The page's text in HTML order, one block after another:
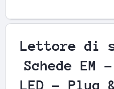
Apri contenuti multimediali 1 in
Lettore di
Schede
LED - Plug